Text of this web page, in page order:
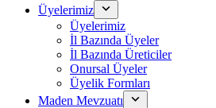
Üyelerimiz
Üyelerimiz
İl Bazında Üyeler
İl Bazında Üreticiler
Onursal Üyeler
Üyelik Formları
Maden Mevzuatı